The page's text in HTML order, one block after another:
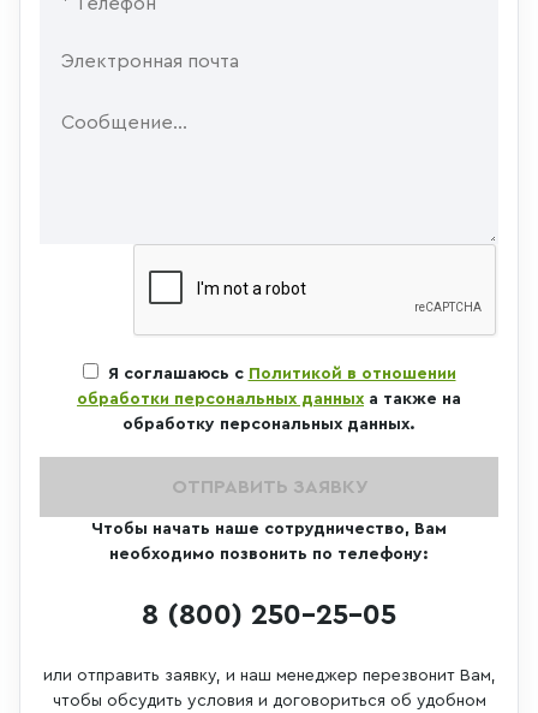
Чтобы начать наше сотрудничество, Вам
необходимо позвонить по телефону:
8 (800) 250-25-05
или отправить заявку, и наш менеджер перезвонит Вам,
чтобы обсудить условия и договориться об удобном
Я соглашаюсь с Политикой в отношении
обработки персональных данных а также на
обработку персональных данных.
ОТПРАВИТЬ ЗАЯВКУ